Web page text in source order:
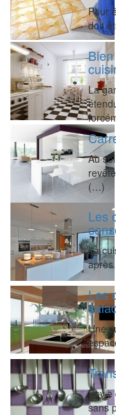
Pour
doit
La
Au
(…)
Les
La
Les
Une
Envie
sans